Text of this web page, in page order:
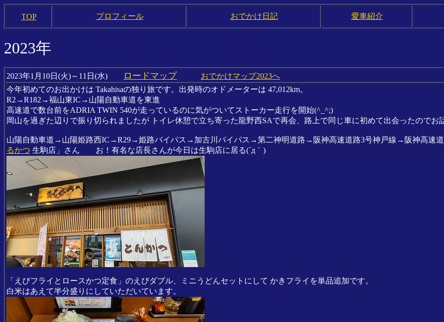
TOP プロフィール おでかけ日記 愛車紹介
2023年
2023年1月10日(火)～11日(水) ロードマップ
おでかけマップ2023へ
今年初めてのお出かけは Takahisaの独り旅です。出発時のオドメーターは 47,012km。
R2→R182→福山東IC→山陽自動車道を東進
高速道で数台前をADRIA TWIN 540が走っているのに気がついてストーカー走行を開始(^_^;)
岡山を過ぎた辺りで振り切られましたが トイレ休憩で立ち寄った龍野西SAで再会、路上で同じ車に初めて出会ったのでお
山陽自動車道→山陽姫路西IC→R29→姫路バイパス→加古川バイパス→第二神明道路→阪神高速道路3号神戸線→阪神高速
るかつ 生駒店」さん お！有名な店長さんが今日は生駒店に居る(´д｀)
「えびフライとロースかつ定食」のえびダブル、ミニうどんセットにして かきフライを単品追加です。
白米はあえて半分盛りにしていただいています。